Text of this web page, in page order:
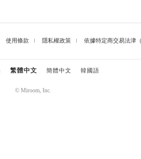
使用條款 隱私權政策 依據特定商交易法津
繁體中文 簡體中文 韓國語
© Miroom, Inc.